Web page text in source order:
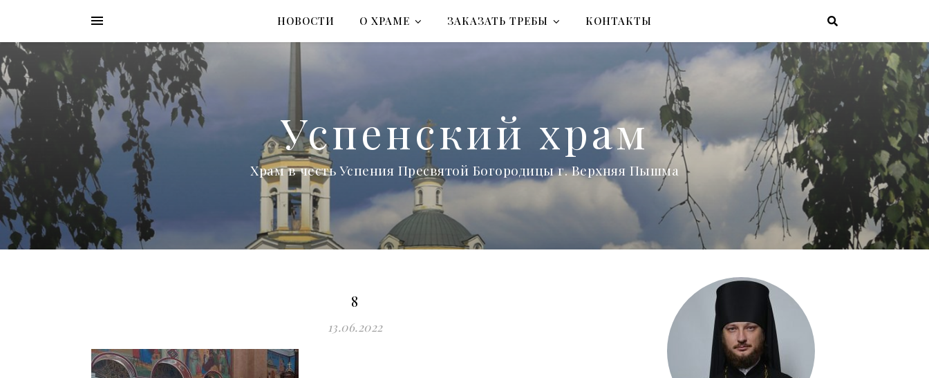
НОВОСТИ О ХРАМЕ ЗАКАЗАТЬ ТРЕБЫ КОНТАКТЫ
Успенский храм
Храм в честь Успения Пресвятой Богородицы г. Верхняя Пышма
8
13.06.2022